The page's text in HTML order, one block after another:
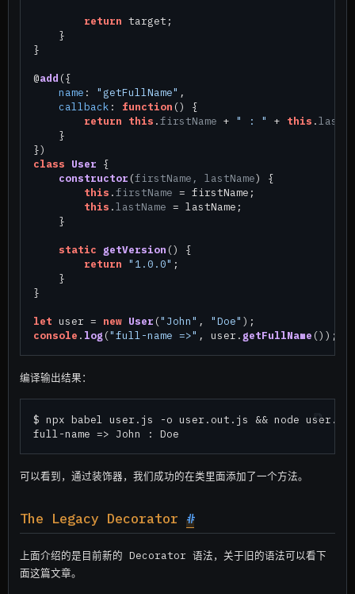
return target;
    }
}
@add ({
name : "getFullName" ,
callback : function () {
return
this .firstName + " : " + this .
    }
class
User {
constructor (firstName, lastName) {
this .firstName = firstName;
this .lastName = lastName;
    }
static getVersion () {
return
"1.0.0" ;
    }
}
let user = new User ("John" , "Doe"
console . log("full-name =>" , user. getFullName
编译输出结果：
$ npx babel user.js -o user.out.js && node
可以看到，通过装饰器，我们成功的在类里面添加了一个方法。
The Legacy Decorator #
上面介绍的是目前新的 Decorator 语法，关于旧的语法可以看下
面这篇文章。